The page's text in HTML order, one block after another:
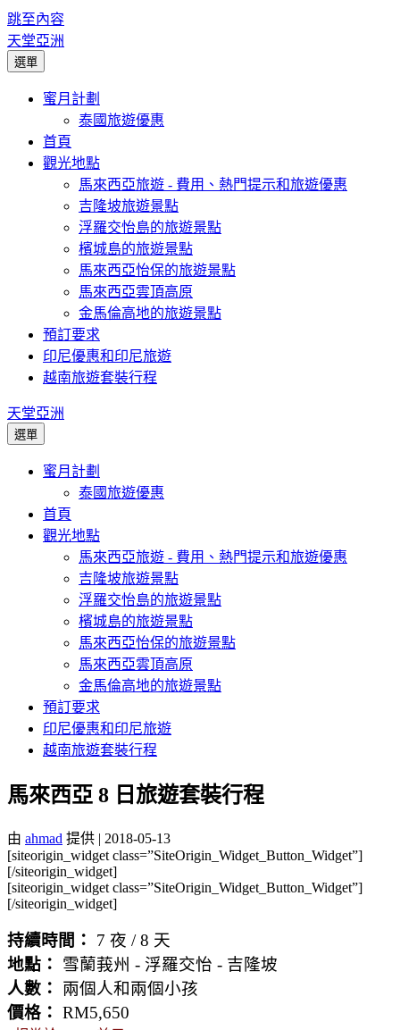
跳至內容
天堂亞洲
選單
蜜月計劃
泰國旅遊優惠
首頁
觀光地點
馬來西亞旅遊 - 費用、熱門提示和旅遊優惠
吉隆坡旅遊景點
浮羅交怡島的旅遊景點
檳城島的旅遊景點
馬來西亞怡保的旅遊景點
馬來西亞雲頂高原
金馬倫高地的旅遊景點
預訂要求
印尼優惠和印尼旅遊
越南旅遊套裝行程
天堂亞洲
選單
蜜月計劃
泰國旅遊優惠
首頁
觀光地點
馬來西亞旅遊 - 費用、熱門提示和旅遊優惠
吉隆坡旅遊景點
浮羅交怡島的旅遊景點
檳城島的旅遊景點
馬來西亞怡保的旅遊景點
馬來西亞雲頂高原
金馬倫高地的旅遊景點
預訂要求
印尼優惠和印尼旅遊
越南旅遊套裝行程
馬來西亞 8 日旅遊套裝行程
由 ahmad 提供 | 2018-05-13
[siteorigin_widget class=”SiteOrigin_Widget_Button_Widget”]
[/siteorigin_widget]
[siteorigin_widget class=”SiteOrigin_Widget_Button_Widget”]
[/siteorigin_widget]
持續時間： 7 夜 / 8 天
地點： 雪蘭莪州 - 浮羅交怡 - 吉隆坡
人數： 兩個人和兩個小孩
價格： RM5,650